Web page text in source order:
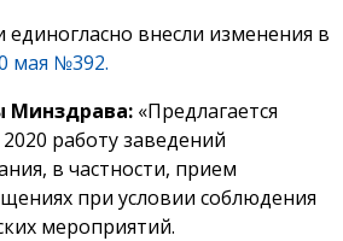
внесли изменения в
мая №392.
Минздрава: «Предлагается
работу заведений
в частности, прием
при условии соблюдения
мероприятий.